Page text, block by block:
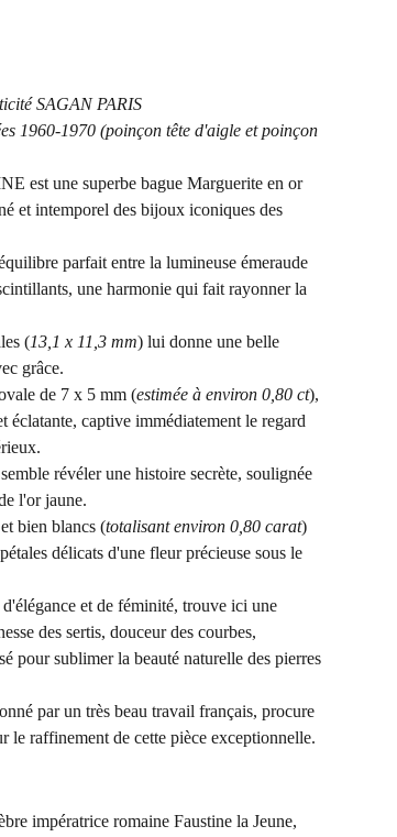
SAGAN PARIS
1960-1970 (poinçon tête d'aigle et poinçon
est une superbe bague Marguerite en or
et intemporel des bijoux iconiques des
parfait entre la lumineuse émeraude
une harmonie qui fait rayonner la
(13,1 x 11,3 mm) lui donne une belle
grâce.
de 7 x 5 mm (estimée à environ 0,80 ct),
captive immédiatement le regard
révéler une histoire secrète, soulignée
l'or jaune.
bien blancs (totalisant environ 0,80 carat)
délicats d'une fleur précieuse sous le
et de féminité, trouve ici une
des sertis, douceur des courbes,
pour sublimer la beauté naturelle des pierres
par un très beau travail français, procure
le raffinement de cette pièce exceptionnelle.
impératrice romaine Faustine la Jeune,